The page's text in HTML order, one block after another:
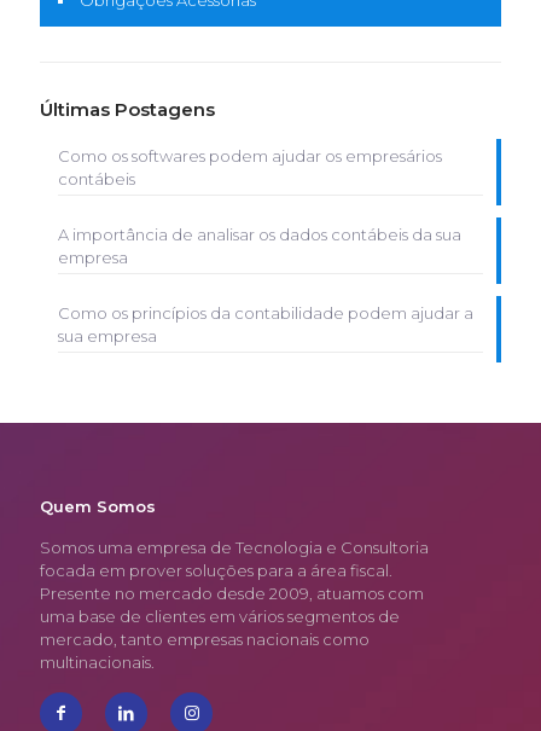
Últimas Postagens
Como os softwares podem ajudar os empresários
contábeis
A importância de analisar os dados contábeis da sua
empresa
Como os princípios da contabilidade podem ajudar a
sua empresa
Quem Somos
Somos uma empresa de Tecnologia e Consultoria
focada em prover soluções para a área fiscal.
Presente no mercado desde 2009, atuamos com
uma base de clientes em vários segmentos de
mercado, tanto empresas nacionais como
multinacionais.